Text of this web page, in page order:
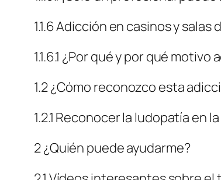
1.1.6 Adicción en casinos y salas
1.1.6.1 ¿Por qué y por qué
1.2 ¿Cómo reconozco esta
1.2.1 Reconocer la ludopatía en
2 ¿Quién puede ayudarme?